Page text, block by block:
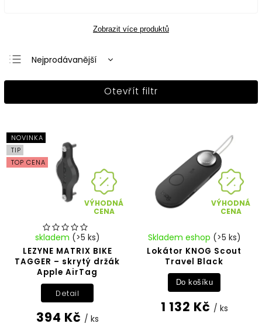
Zobrazit více produktů
Nejprodávanější
Nejlevnější
Otevřít filtr
NOVINKA
TIP
TOP CENA
VÝHODNÁ
CENA
LEZYNE MATRIX BIKE
TAGGER – skrytý držák
Apple AirTag
skladem (>5 ks)
394 Kč / ks
Detail
VÝHODNÁ
CENA
Lokátor KNOG Scout
Travel Black
Skladem eshop (>5 ks)
1 132 Kč / ks
Do košíku